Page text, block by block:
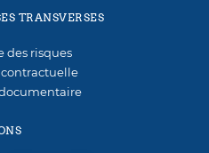
TRANSVERSES
des risques